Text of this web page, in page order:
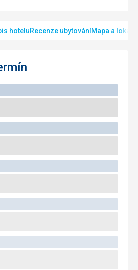
hoteluRecenze ubytováníMapa a